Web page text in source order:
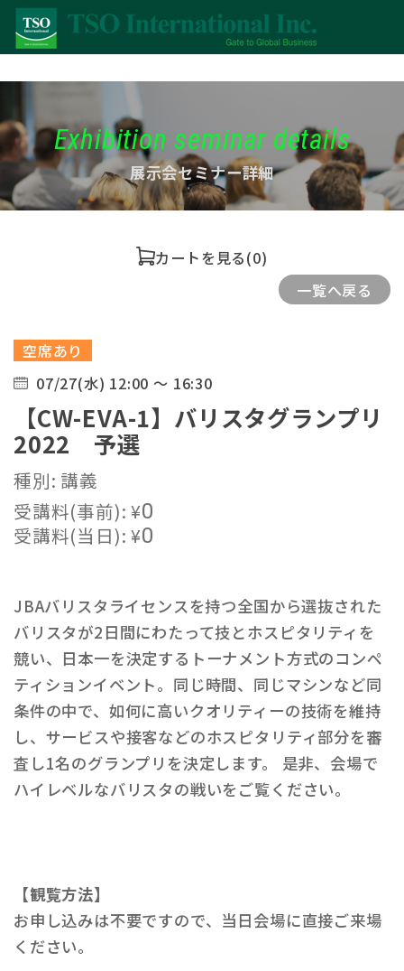
Exhibition seminar details
展示会セミナー詳細
カートを見る(0)
一覧へ戻る
空席あり
07/27(水) 12:00 ～ 16:30
【CW-EVA-1】バリスタグランプリ
2022 予選
種別: 講義
受講料(事前):¥0
受講料(当日):¥0
JBAバリスタライセンスを持つ全国から選抜された
バリスタが2日間にわたって技とホスピタリティを
競い、日本一を決定するトーナメント方式のコンペ
ティションイベント。同じ時間、同じマシンなど同
条件の中で、如何に高いクオリティーの技術を維持
し、サービスや接客などのホスピタリティ部分を審
査し1名のグランプリを決定します。 是非、会場で
ハイレベルなバリスタの戦いをご覧ください。
【観覧方法】
お申し込みは不要ですので、当日会場に直接ご来場
ください。